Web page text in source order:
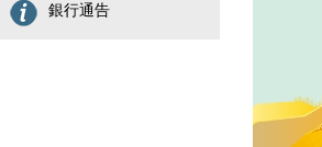
銀行通告